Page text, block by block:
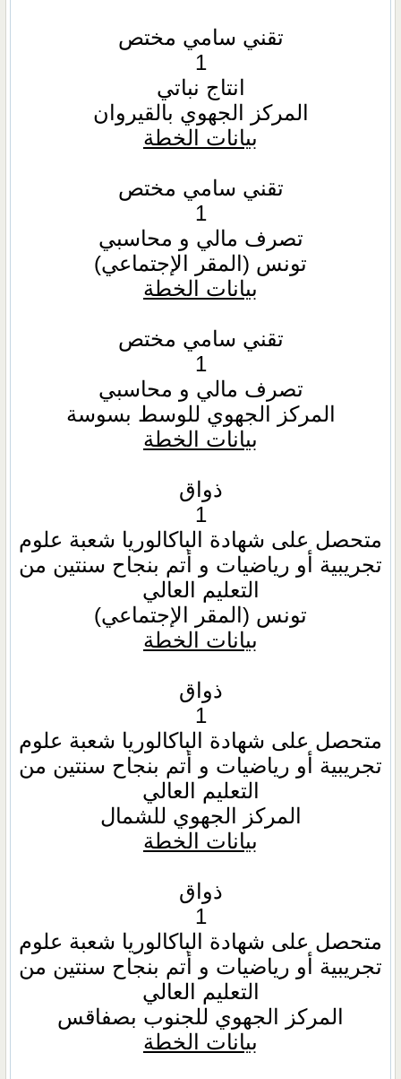
تقني سامي مختص
1
انتاج نباتي
المركز الجهوي بالقيروان
بيانات الخطة
تقني سامي مختص
1
تصرف مالي و محاسبي
تونس (المقر الإجتماعي)
بيانات الخطة
تقني سامي مختص
1
تصرف مالي و محاسبي
المركز الجهوي للوسط بسوسة
بيانات الخطة
ذواق
1
متحصل على شهادة الباكالوريا شعبة علوم
تجريبية أو رياضيات و أتم بنجاح سنتين من
التعليم العالي
تونس (المقر الإجتماعي)
بيانات الخطة
ذواق
1
متحصل على شهادة الباكالوريا شعبة علوم
تجريبية أو رياضيات و أتم بنجاح سنتين من
التعليم العالي
المركز الجهوي للشمال
بيانات الخطة
ذواق
1
متحصل على شهادة الباكالوريا شعبة علوم
تجريبية أو رياضيات و أتم بنجاح سنتين من
التعليم العالي
المركز الجهوي للجنوب بصفاقس
بيانات الخطة